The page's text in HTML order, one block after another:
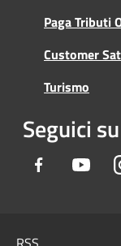
Paga Tributi
Customer
Turismo
Seguici su
Facebook